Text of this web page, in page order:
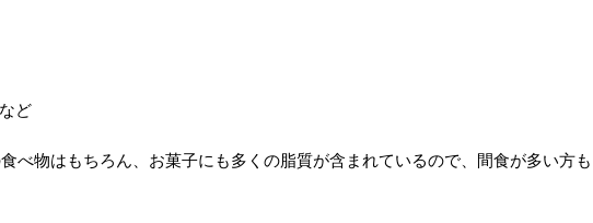
ど
べ物はもちろん、お菓子にも多くの脂質が含まれているので、間食が多い方も